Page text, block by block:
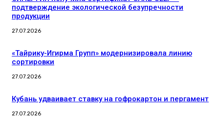
подтверждение экологической безупречности
продукции
27.07.2026
«Тайрику-Игирма Групп» модернизировала линию
сортировки
27.07.2026
Кубань удваивает ставку на гофрокартон и пергамент
27.07.2026